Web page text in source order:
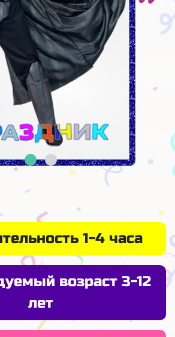
1-4 часа
возраст 3-12
лет